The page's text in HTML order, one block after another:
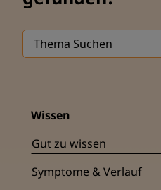
Wissen
Gut zu wissen
Symptome & Verlauf